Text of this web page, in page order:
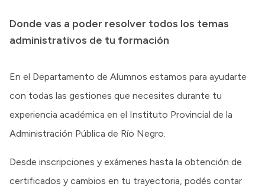
Docentes y Capacitadores
Delegaciones
Accesos directos
SECUNDARIO
TECNICATURAS
Donde vas a poder resolver todos los temas
administrativos de tu formación
En el Departamento de Alumnos estamos para ayudarte
con todas las gestiones que necesites durante tu
experiencia académica en el Instituto Provincial de la
Administración Pública de Río Negro.
Desde inscripciones y exámenes hasta la obtención de
certificados y cambios en tu trayectoria, podés contar